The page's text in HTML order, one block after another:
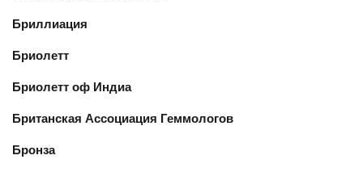
Бриллиация
Бриолетт
Бриолетт оф Индиа
Британская Ассоциация Геммологов
Бронза